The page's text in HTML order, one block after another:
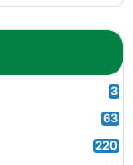
3
63
220